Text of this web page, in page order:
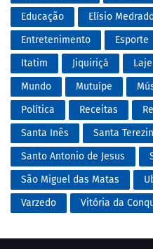
Educação
Elísio
Entretenimento
Esporte
Itatim
Jiquiriçá Laje
Mundo
Mutuípe
Política
Receitas
Santa Inês
Santa
Santo Antonio de Jesus
São Miguel das Matas
Varzedo
Vitória da